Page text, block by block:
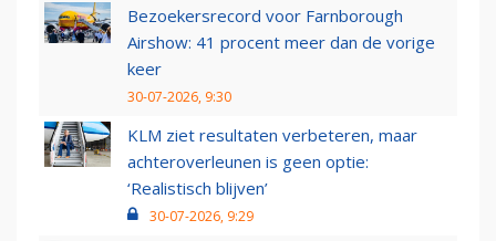
Bezoekersrecord voor Farnborough
Airshow: 41 procent meer dan de vorige
keer
30-07-2026, 9:30
KLM ziet resultaten verbeteren, maar
achteroverleunen is geen optie:
‘Realistisch blijven’
30-07-2026, 9:29